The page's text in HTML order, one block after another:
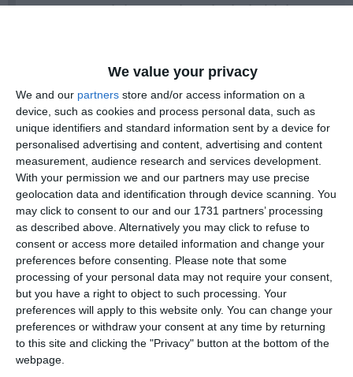
We value your privacy
We and our partners store and/or access information on a
device, such as cookies and process personal data, such as
unique identifiers and standard information sent by a device for
personalised advertising and content, advertising and content
measurement, audience research and services development.
With your permission we and our partners may use precise
geolocation data and identification through device scanning. You
may click to consent to our and our 1731 partners’ processing
as described above. Alternatively you may click to refuse to
consent or access more detailed information and change your
preferences before consenting. Please note that some
processing of your personal data may not require your consent,
but you have a right to object to such processing. Your
preferences will apply to this website only. You can change your
preferences or withdraw your consent at any time by returning
to this site and clicking the "Privacy" button at the bottom of the
webpage.
asigure includerea femeilor pe listele eligibile la
Citește și
Ministrul Justiţiei, Alina Gorghiu și-a făcut cont de Tik-
Tok pentru a comunica mai ușor cu tinerii
Adaugă-ne ca sursă în Google
Urmărește-ne pe Google News
Urmărește-ne pe Whatsapp
Ti-a placut articolul?